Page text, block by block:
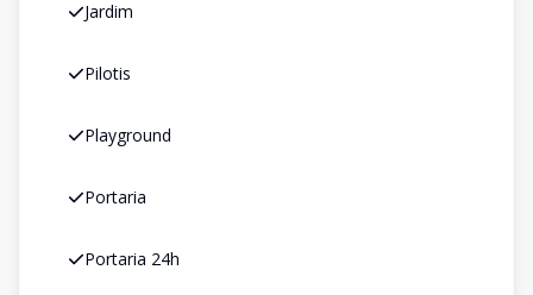
Jardim
Pilotis
Playground
Portaria
Portaria 24h